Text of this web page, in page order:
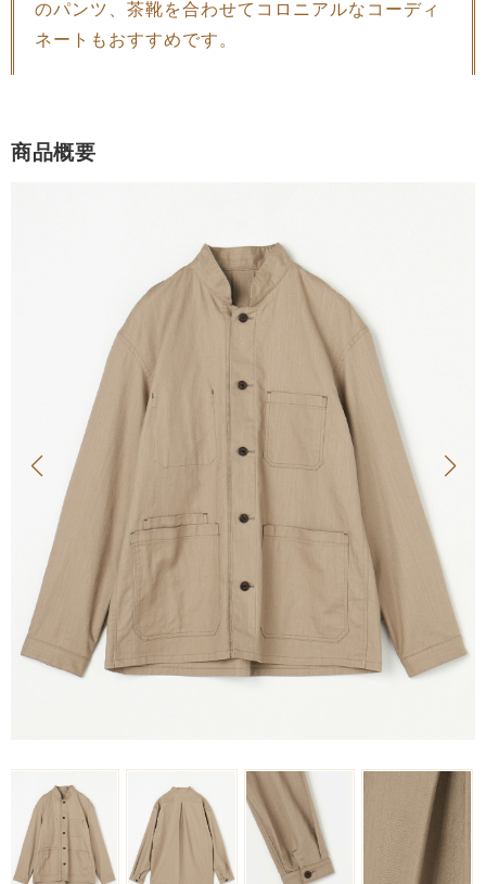
のパンツ、茶靴を合わせてコロニアルなコーディ
ネートもおすすめです。
商品概要